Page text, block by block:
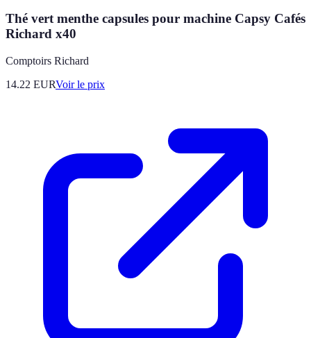
Thé vert menthe capsules pour machine Capsy Cafés
Richard x40
Comptoirs Richard
14.22 EURVoir le prix